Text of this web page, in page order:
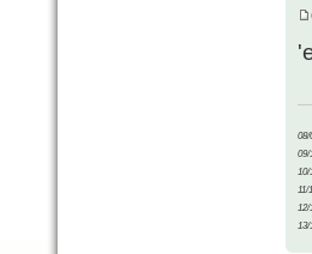
08/
09/
10/
11/
12/
13/